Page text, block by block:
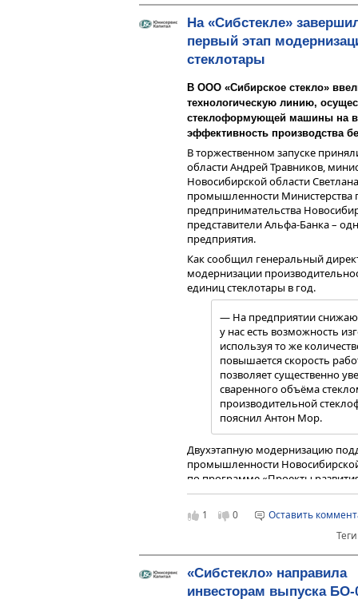
На «Сибстекле»
первый этап
стеклотары
В ООО «Сибирское стекло»
технологическую линию,
стеклоформующей машины на
эффективность производства
В торжественном запуске
области Андрей Травников,
Новосибирской области
промышленности Министерства
предпринимательства
представители Альфа-Банка –
предприятия.
Как сообщил генеральный
модернизации
единиц стеклотары в год.
— На предприятии
у нас есть возможность
используя то же
повышается скорость
позволяет существенно
сваренного объёма
производительной
пояснил Антон Мор.
Двухэтапную модернизацию
промышленности
по программе «Проекты
80 млн рублей под 3% годовых
обеспечил Альфа-Банк.
рублей, совокупные инвестиции
предполагающий замену ещё
— Под влиянием тренда
потребления меняется,
1 0
Оставить
«Сибстекло» направила
инвесторам выпуска